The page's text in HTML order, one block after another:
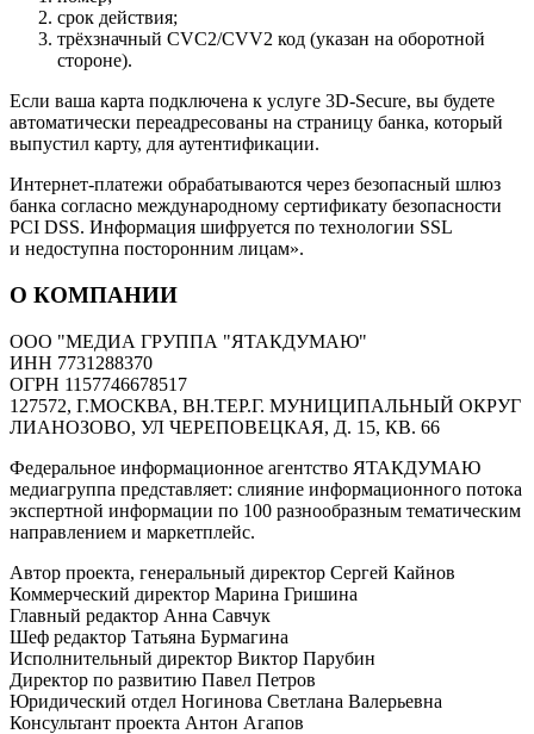
срок действия;
трёхзначный CVC2/CVV2 код (указан на оборотной
стороне).
Если ваша карта подключена к услуге 3D-Secure, вы будете
автоматически переадресованы на страницу банка, который
выпустил карту, для аутентификации.
Интернет-платежи обрабатываются через безопасный шлюз
банка согласно международному сертификату безопасности
PCI DSS. Информация шифруется по технологии SSL
и недоступна посторонним лицам».
О КОМПАНИИ
ООО "МЕДИА ГРУППА "ЯТАКДУМАЮ"
ИНН 7731288370
ОГРН 1157746678517
127572, Г.МОСКВА, ВН.ТЕР.Г. МУНИЦИПАЛЬНЫЙ ОКРУГ
ЛИАНОЗОВО, УЛ ЧЕРЕПОВЕЦКАЯ, Д. 15, КВ. 66
Федеральное информационное агентство ЯТАКДУМАЮ
медиагруппа представляет: слияние информационного потока
экспертной информации по 100 разнообразным тематическим
направлением и маркетплейс.
Автор проекта, генеральный директор Сергей Кайнов
Коммерческий директор Марина Гришина
Главный редактор Анна Савчук
Шеф редактор Татьяна Бурмагина
Исполнительный директор Виктор Парубин
Директор по развитию Павел Петров
Юридический отдел Ногинова Светлана Валерьевна
Консультант проекта Антон Агапов